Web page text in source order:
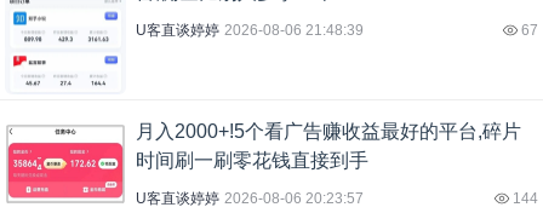
U客直谈婷婷 2026-08-06 21:48:39 67
月入2000+!5个看广告赚收益最好的平台,碎片
时间刷一刷零花钱直接到手
U客直谈婷婷 2026-08-06 20:23:57 144